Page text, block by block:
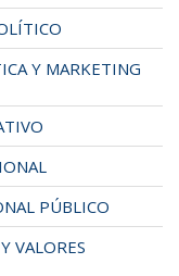
Y MARKETING
PÚBLICO
VALORES